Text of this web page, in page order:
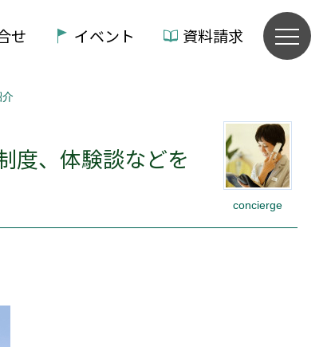
せ イベント 資料請求
介
concierge
度、体験談などを